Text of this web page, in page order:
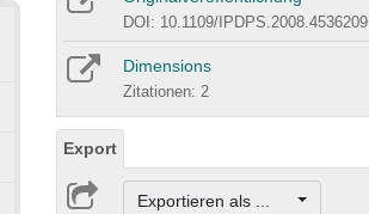
DOI: 10.1109/IPDPS.2008.4536209
Dimensions
Zitationen: 2
Export
Exportieren als ...